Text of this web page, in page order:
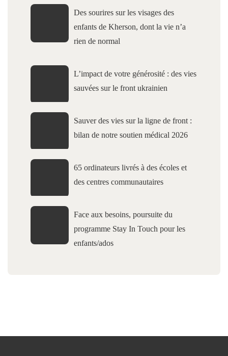
Des sourires sur les visages des
enfants de Kherson, dont la vie n’a
rien de normal
L’impact de votre générosité : des vies
sauvées sur le front ukrainien
Sauver des vies sur la ligne de front :
bilan de notre soutien médical 2026
65 ordinateurs livrés à des écoles et
des centres communautaires
Face aux besoins, poursuite du
programme Stay In Touch pour les
enfants/ados